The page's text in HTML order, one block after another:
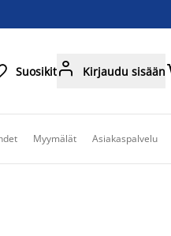
Suosikit Kirjaudu sisään
Myymälät Asiakaspalvelu